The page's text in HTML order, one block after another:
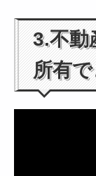
3.不動
所有